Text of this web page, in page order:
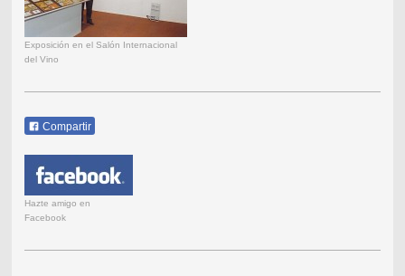
Exposición en el Salón Internacional
del Vino
Compartir
Hazte amigo en
Facebook